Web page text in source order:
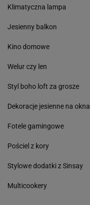
Klimatyczna lampa
Jesienny balkon
Kino domowe
Welur czy len
Styl boho loft za grosze
Dekoracje jesienne na okna
Fotele gamingowe
Pościel z kory
Stylowe dodatki z Sinsay
Multicookery